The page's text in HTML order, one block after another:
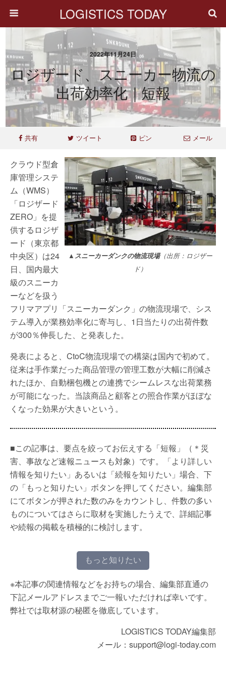
LOGISTICS TODAY
2022年11月24日
ロジザード、スニーカー物流の
出荷効率化｜短報
共有 ツイート ピン メール
▲スニーカーダンクの物流現場（出所：ロジザー
ド）
クラウド型倉
庫管理システ
ム（WMS）
「ロジザード
ZERO」を提
供するロジザ
ード（東京都
中央区）は24
日、国内最大
級のスニーカ
ーなどを扱う
フリマアプリ「スニーカーダンク」の物流現場で、シス
テム導入が業務効率化に寄与し、1日当たりの出荷件数
が300％伸長した、と発表した。
発表によると、CtoC物流現場での構築は国内で初めて。
従来は手作業だった商品管理の管理工数が大幅に削減さ
れたほか、自動梱包機との連携でシームレスな出荷業務
が可能になった。当該商品と顧客との照合作業がほぼな
くなった効果が大きいという。
■この記事は、要点を絞ってお伝えする「短報」（＊災
害、事故など速報ニュースも対象）です。「より詳しい
情報を知りたい」あるいは「続報を知りたい」場合、下
の「もっと知りたい」ボタンを押してください。編集部
にてボタンが押された数のみをカウントし、件数の多い
ものについてはさらに取材を実施したうえで、詳細記事
や続報の掲載を積極的に検討します。
もっと知りたい
※本記事の関連情報などをお持ちの場合、編集部直通の
下記メールアドレスまでご一報いただければ幸いです。
弊社では取材源の秘匿を徹底しています。
LOGISTICS TODAY編集部
メール：support@logi-today.com